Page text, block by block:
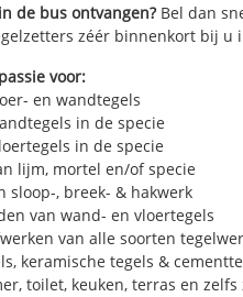
de bus ontvangen?Bel dan
zéér binnenkort bij u
voor:
en wandtegels
in de specie
in de specie
lijm, mortel en/of specie
sloop-, breek- & hakwerk
van wand- en vloertegels
van alle soorten
keramische tegels &
toilet, keuken, terras en